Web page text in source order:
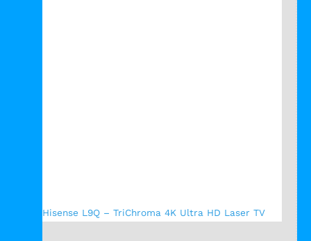
Hisense L9Q – TriChroma 4K Ultra HD Laser TV